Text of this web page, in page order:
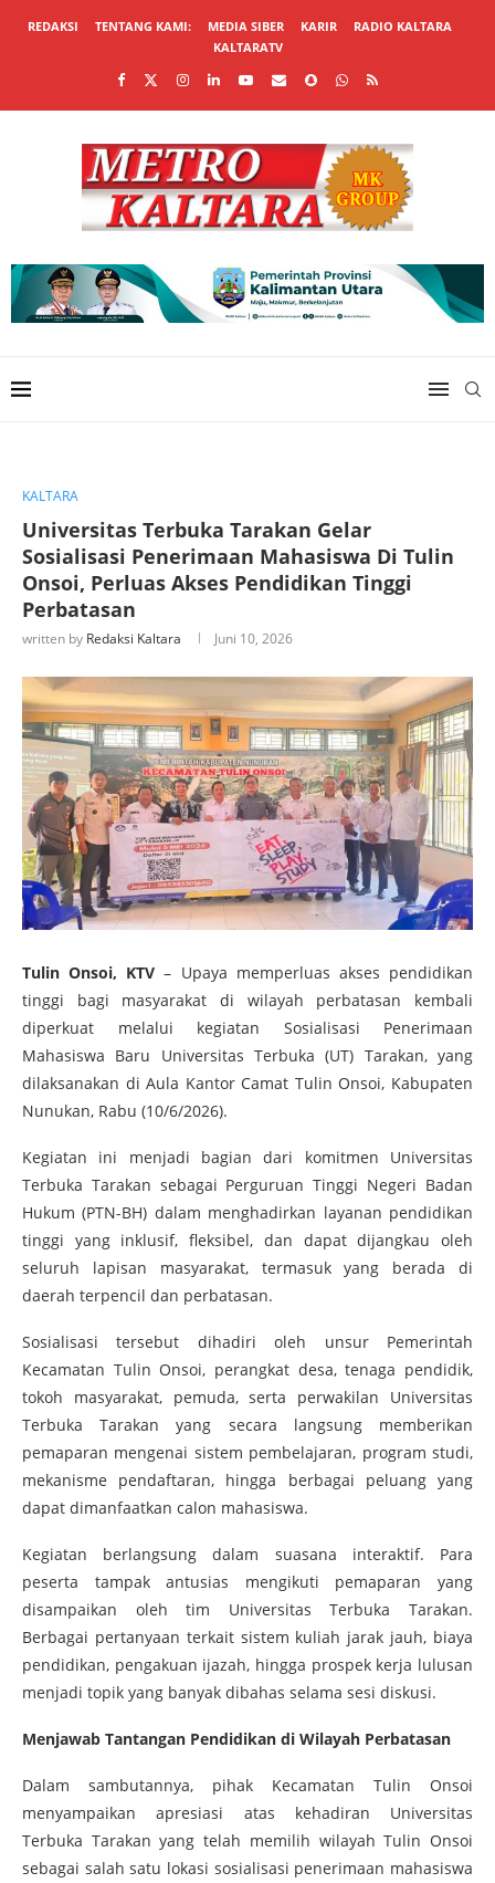
REDAKSI TENTANG KAMI: MEDIA SIBER KARIR
RADIO KALTARA
KALTARATV
KALTARA
Universitas Terbuka Tarakan Gelar
Sosialisasi Penerimaan Mahasiswa Di Tulin
Onsoi, Perluas Akses Pendidikan Tinggi
Perbatasan
written by Redaksi Kaltara Juni 10, 2026
Tulin Onsoi, KTV – Upaya memperluas akses pendidikan
tinggi bagi masyarakat di wilayah perbatasan kembali
diperkuat melalui kegiatan Sosialisasi Penerimaan
Mahasiswa Baru Universitas Terbuka (UT) Tarakan, yang
dilaksanakan di Aula Kantor Camat Tulin Onsoi, Kabupaten
Nunukan, Rabu (10/6/2026).
Kegiatan ini menjadi bagian dari komitmen Universitas
Terbuka Tarakan sebagai Perguruan Tinggi Negeri Badan
Hukum (PTN-BH) dalam menghadirkan layanan pendidikan
tinggi yang inklusif, fleksibel, dan dapat dijangkau oleh
seluruh lapisan masyarakat, termasuk yang berada di
daerah terpencil dan perbatasan.
Sosialisasi tersebut dihadiri oleh unsur Pemerintah
Kecamatan Tulin Onsoi, perangkat desa, tenaga pendidik,
tokoh masyarakat, pemuda, serta perwakilan Universitas
Terbuka Tarakan yang secara langsung memberikan
pemaparan mengenai sistem pembelajaran, program studi,
mekanisme pendaftaran, hingga berbagai peluang yang
dapat dimanfaatkan calon mahasiswa.
Kegiatan berlangsung dalam suasana interaktif. Para
peserta tampak antusias mengikuti pemaparan yang
disampaikan oleh tim Universitas Terbuka Tarakan.
Berbagai pertanyaan terkait sistem kuliah jarak jauh, biaya
pendidikan, pengakuan ijazah, hingga prospek kerja lulusan
menjadi topik yang banyak dibahas selama sesi diskusi.
Menjawab Tantangan Pendidikan di Wilayah Perbatasan
Dalam sambutannya, pihak Kecamatan Tulin Onsoi
menyampaikan apresiasi atas kehadiran Universitas
Terbuka Tarakan yang telah memilih wilayah Tulin Onsoi
sebagai salah satu lokasi sosialisasi penerimaan mahasiswa